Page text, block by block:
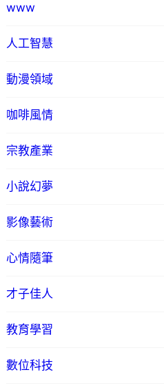
www
人工智慧
動漫領域
咖啡風情
宗教產業
小說幻夢
影像藝術
心情隨筆
才子佳人
教育學習
數位科技